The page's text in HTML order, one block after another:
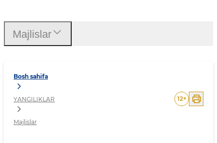
Bosh sahifa
YANGILIKLAR
Majlislar
12+
Majlislar